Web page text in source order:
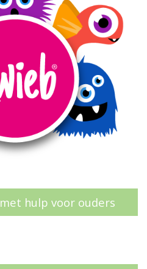
hulp voor ouders